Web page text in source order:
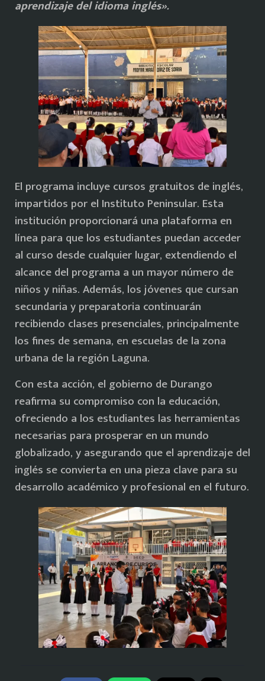
aprendizaje del idioma inglés».
El programa incluye cursos gratuitos de inglés,
impartidos por el Instituto Peninsular. Esta
institución proporcionará una plataforma en
línea para que los estudiantes puedan acceder
al curso desde cualquier lugar, extendiendo el
alcance del programa a un mayor número de
niños y niñas. Además, los jóvenes que cursan
secundaria y preparatoria continuarán
recibiendo clases presenciales, principalmente
los fines de semana, en escuelas de la zona
urbana de la región Laguna.
Con esta acción, el gobierno de Durango
reafirma su compromiso con la educación,
ofreciendo a los estudiantes las herramientas
necesarias para prosperar en un mundo
globalizado, y asegurando que el aprendizaje del
inglés se convierta en una pieza clave para su
desarrollo académico y profesional en el futuro.